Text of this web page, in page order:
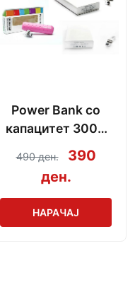
Power Bank со
капацитет 3000
mAh + кабел за
полнење
490 ден.
390
ден.
НАРАЧАЈ